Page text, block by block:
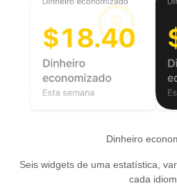
Dinheiro
Seis widgets de uma estatística,
cada